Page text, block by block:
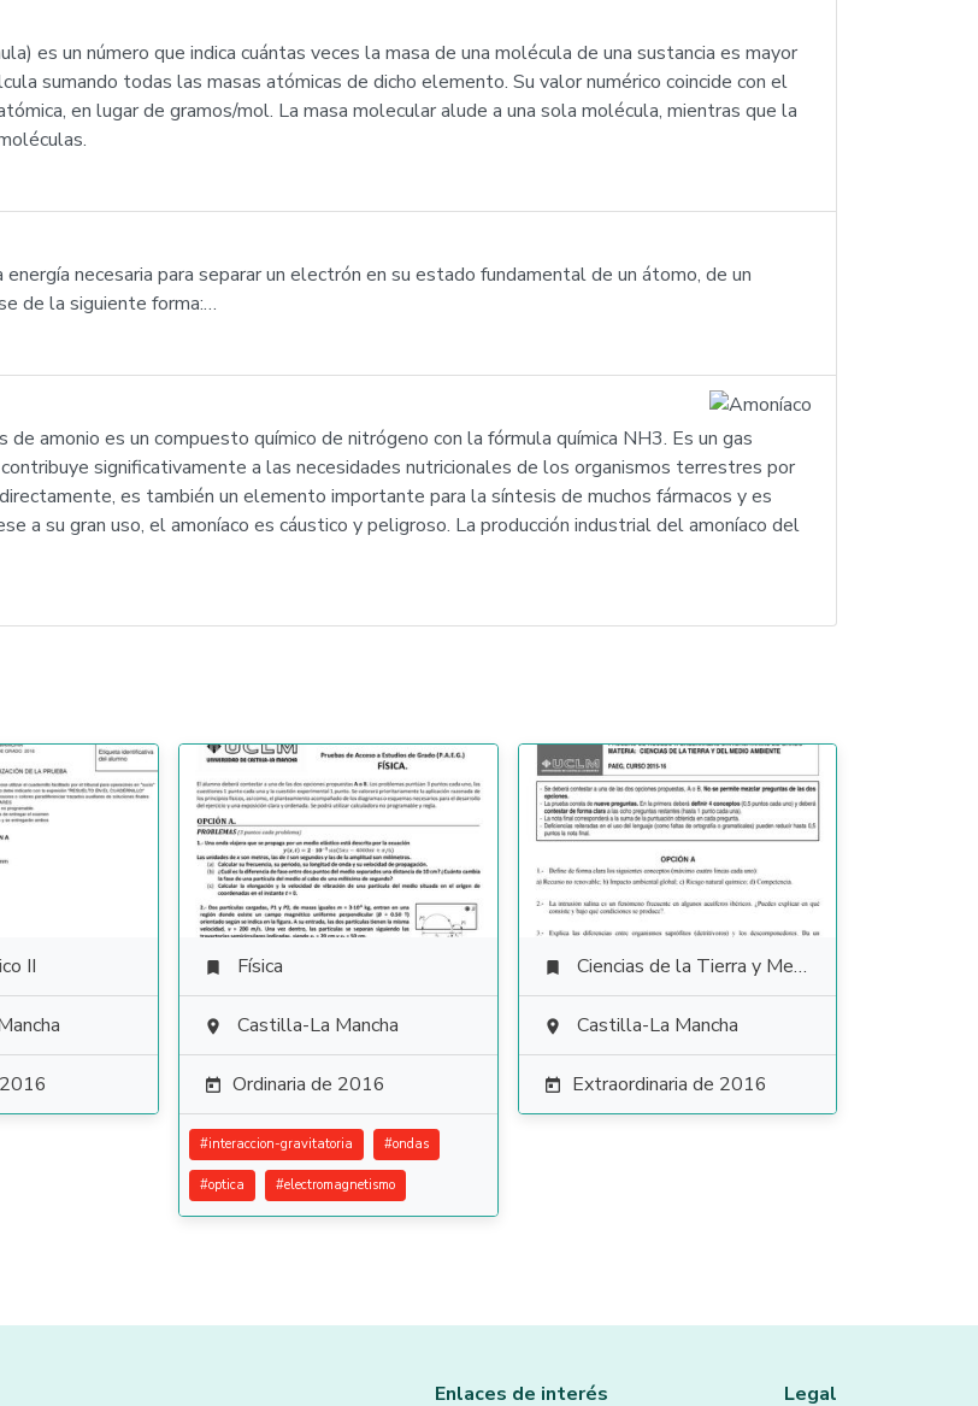
es un número que indica cuántas veces la masa de una molécula de una sustancia es mayor
sumando todas las masas atómicas de dicho elemento. Su valor numérico coincide con el
en lugar de gramos/mol. La masa molecular alude a una sola molécula, mientras que la
necesaria para separar un electrón en su estado fundamental de un átomo, de un
de la siguiente forma:…
de amonio es un compuesto químico de nitrógeno con la fórmula química NH3. Es un gas
significativamente a las necesidades nutricionales de los organismos terrestres por
es también un elemento importante para la síntesis de muchos fármacos y es
a su gran uso, el amoníaco es cáustico y peligroso. La producción industrial del amoníaco del
II  Física
 Castilla-La Mancha
 Ordinaria de 2016
#interaccion-gravitatoria #ondas
#optica #electromagnetismo
 Ciencias de la Tierra y Medioambientales
 Castilla-La Mancha
 Extraordinaria de 2016
Enlaces de interés Legal